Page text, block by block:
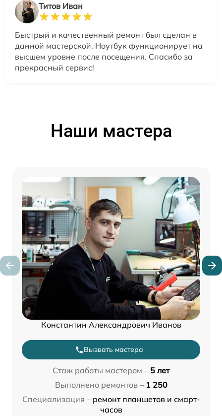
Титов Иван
Быстрый и качественный ремонт был сделан в
данной мастерской. Ноутбук функционирует на
высшем уровне после посещения. Спасибо за
прекрасный сервис!
Наши мастера
Константин Александрович Иванов
Вызвать мастера
Стаж работы мастером – 5 лет
Выполнено ремонтов – 1 250
Специализация – ремонт планшетов и смарт-
часов